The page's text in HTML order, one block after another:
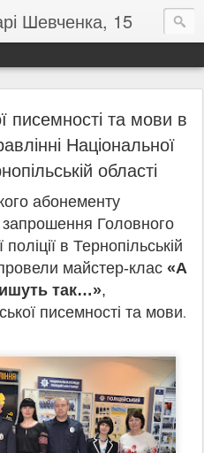
Шевченка, 15
писемності та мови в
Національної
області
абонементу
Головного
в Тернопільській
майстер-клас «А
так…»,
писемності та мови.